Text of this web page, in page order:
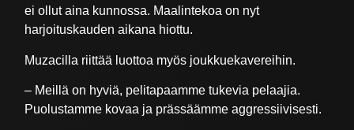
ei ollut aina kunnossa. Maalintekoa on nyt
harjoituskauden aikana hiottu.
Muzacilla riittää luottoa myös joukkuekavereihin.
– Meillä on hyviä, pelitapaamme tukevia pelaajia.
Puolustamme kovaa ja prässäämme aggressiivisesti.